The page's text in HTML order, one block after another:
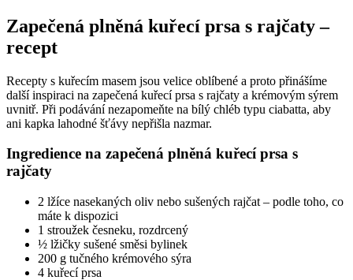
Zapečená plněná kuřecí prsa s rajčaty –
recept
Recepty s kuřecím masem jsou velice oblíbené a proto přinášíme
další inspiraci na zapečená kuřecí prsa s rajčaty a krémovým sýrem
uvnitř. Při podávání nezapomeňte na bílý chléb typu ciabatta, aby
ani kapka lahodné šťávy nepřišla nazmar.
Ingredience na zapečená plněná kuřecí prsa s
rajčaty
2 lžíce nasekaných oliv nebo sušených rajčat – podle toho, co
máte k dispozici
1 stroužek česneku, rozdrcený
½ lžičky sušené směsi bylinek
200 g tučného krémového sýra
4 kuřecí prsa